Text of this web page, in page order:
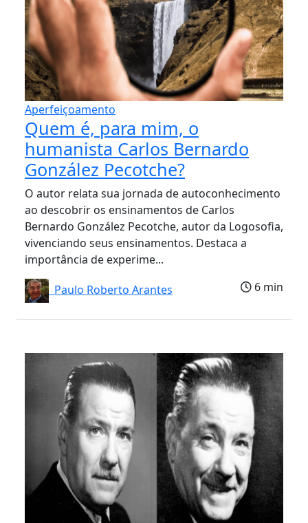
Aperfeiçoamento
Quem é, para mim, o
humanista Carlos Bernardo
González Pecotche?
O autor relata sua jornada de autoconhecimento
ao descobrir os ensinamentos de Carlos
Bernardo González Pecotche, autor da Logosofia,
vivenciando seus ensinamentos. Destaca a
importância de experime...
Paulo Roberto Arantes
6 min